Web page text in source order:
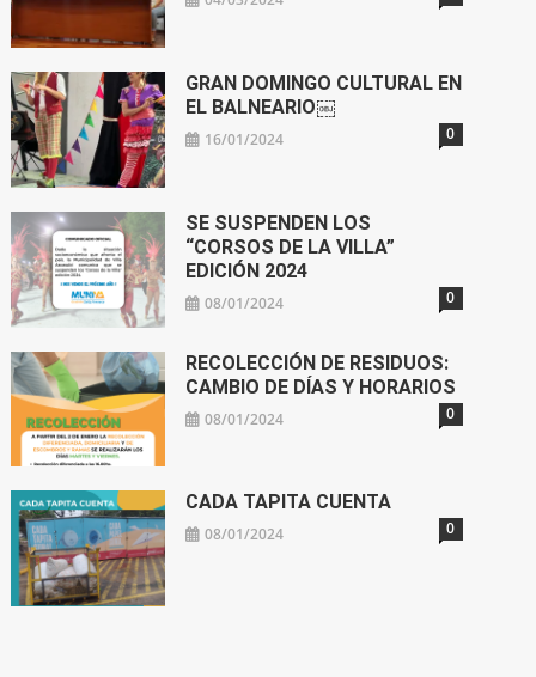
GRAN DOMINGO CULTURAL EN
EL BALNEARIO￼
16/01/2024 0
SE SUSPENDEN LOS
“CORSOS DE LA VILLA”
EDICIÓN 2024
08/01/2024 0
RECOLECCIÓN DE RESIDUOS:
CAMBIO DE DÍAS Y HORARIOS
08/01/2024 0
CADA TAPITA CUENTA
08/01/2024 0